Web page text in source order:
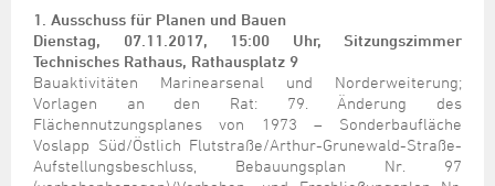
Umwelt-, Natur- und Klimaschutz
Verkehr und Mobilität
Wohnen, Bauen
Wahlen
Schule
Sterbefall
Studium
Umzug und Neubürger
Wohnen und Verbrauchen
Formulare
Online-Terminvergabe
Politik & Verwaltung
Pressemitteilungen
Ratsinformationssystem
Wirtschaftsstruktur
Regionale Kooperationen
Unternehmensnachfolge
Unterstützung für ExistenzgründerInnen
Zukunftsregion JadeBay
Stadtarchiv
Stadtbibliothek
Volkshochschule
Weiterbildung
Stadt Wilhelmshaven
Unterkünfte
Kulturzentrum Pumpwerk
Maritime Meile
Museen und Ausstellungen
Schiffe, Häfen und Meer erleben
Sportangebot
1. Ausschuss für Planen und Bauen
Dienstag, 07.11.2017, 15:00 Uhr, Sitzungszimmer
Technisches Rathaus, Rathausplatz 9
Bauaktivitäten Marinearsenal und Norderweiterung;
Vorlagen an den Rat: 79. Änderung des
Flächennutzungsplanes von 1973 – Sonderbaufläche
Voslapp Süd/Östlich Flutstraße/Arthur-Grunewald-Straße-
Aufstellungsbeschluss, Bebauungsplan Nr. 97